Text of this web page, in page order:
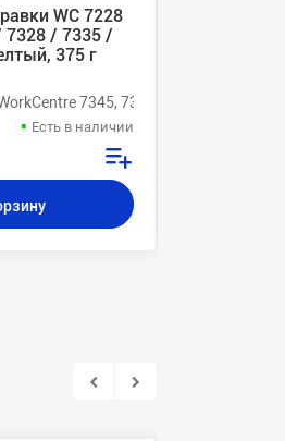
WC 7228
/ 7335 /
375 г
7345, 7335, 7328, 7245,
Есть в наличии